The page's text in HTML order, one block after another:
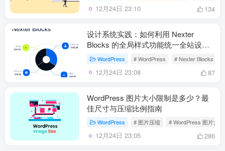
12月24日 23:10 134
设计系统实践：如何利用 Nexter
Blocks 的全局样式功能统一全站设计
语言WordPress # WordPress # Nexter Blocks
12月24日 23:08 87
WordPress 图片大小限制是多少？最
佳尺寸与压缩比例指南
WordPress # 图片压缩 # WordPress 图片大
12月24日 23:05 286